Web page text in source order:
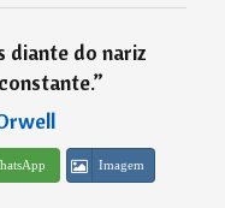
diante do nariz
”
Imagem